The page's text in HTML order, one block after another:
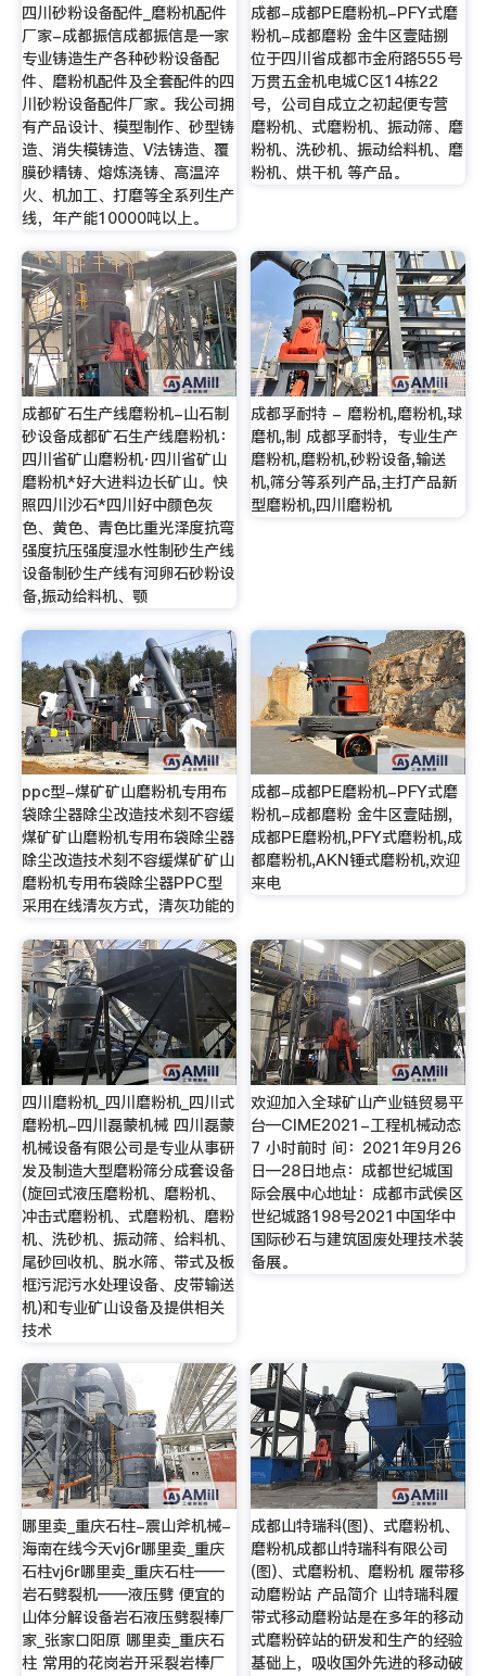
四川砂粉设备配件_磨粉机配件
厂家-成都振信成都振信是一家
专业铸造生产各种砂粉设备配
件、磨粉机配件及全套配件的四
川砂粉设备配件厂家。我公司拥
有产品设计、模型制作、砂型铸
造、消失模铸造、V法铸造、覆
膜砂精铸、熔炼浇铸、高温淬
火、机加工、打磨等全系列生产
线，年产能10000吨以上。
成都-成都PE磨粉机-PFY式磨
粉机-成都磨粉 金牛区壹陆捌
位于四川省成都市金府路555号
万贯五金机电城C区14栋22
号，公司自成立之初起便专营
磨粉机、式磨粉机、振动筛、磨
粉机、洗砂机、振动给料机、磨
粉机、烘干机 等产品。
成都矿石生产线磨粉机-山石制
砂设备成都矿石生产线磨粉机：
四川省矿山磨粉机·四川省矿山
磨粉机*好大进料边长矿山。快
照四川沙石*四川好中颜色灰
色、黄色、青色比重光泽度抗弯
强度抗压强度湿水性制砂生产线
设备制砂生产线有河卵石砂粉设
备,振动给料机、颚
成都孚耐特 - 磨粉机,磨粉机,球
磨机,制 成都孚耐特，专业生产
磨粉机,磨粉机,砂粉设备,输送
机,筛分等系列产品,主打产品新
型磨粉机,四川磨粉机
ppc型-煤矿矿山磨粉机专用布
袋除尘器除尘改造技术刻不容缓
煤矿矿山磨粉机专用布袋除尘器
除尘改造技术刻不容缓煤矿矿山
磨粉机专用布袋除尘器PPC型
采用在线清灰方式，清灰功能的
成都-成都PE磨粉机-PFY式磨
粉机-成都磨粉 金牛区壹陆捌,
成都PE磨粉机,PFY式磨粉机,成
都磨粉机,AKN锤式磨粉机,欢迎
来电
四川磨粉机_四川磨粉机_四川式
磨粉机-四川磊蒙机械 四川磊蒙
机械设备有限公司是专业从事研
发及制造大型磨粉筛分成套设备
(旋回式液压磨粉机、磨粉机、
冲击式磨粉机、式磨粉机、磨粉
机、洗砂机、振动筛、给料机、
尾砂回收机、脱水筛、带式及板
框污泥污水处理设备、皮带输送
机)和专业矿山设备及提供相关
技术
欢迎加入全球矿山产业链贸易平
台—CIME2021-工程机械动态
7 小时前时 间：2021年9月26
日—28日地点：成都世纪城国
际会展中心地址：成都市武侯区
世纪城路198号2021中国华中
国际砂石与建筑固废处理技术装
备展。
哪里卖_重庆石柱-震山斧机械-
海南在线今天vj6r哪里卖_重庆
石柱vj6r哪里卖_重庆石柱——
岩石劈裂机——液压劈 便宜的
山体分解设备岩石液压劈裂棒厂
家_张家口阳原 哪里卖_重庆石
柱 常用的花岗岩开采裂岩棒厂
成都山特瑞科(图)、式磨粉机、
磨粉机成都山特瑞科有限公司
(图)、式磨粉机、磨粉机 履带移
动磨粉站 产品简介 山特瑞科履
带式移动磨粉站是在多年的移动
式磨粉碎站的研发和生产的经验
基础上，吸收国外先进的移动破